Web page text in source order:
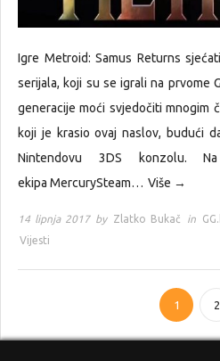
Igre Metroid: Samus Returns
serijala, koji su se igrali na prvome
generacije moći svjedočiti mnogim
koji je krasio ovaj naslov, budući
Nintendovu 3DS konzolu.
ekipa MercurySteam… Više →
14 lipnja 2017 by Zlatko Bukač in
Vijesti
1 2